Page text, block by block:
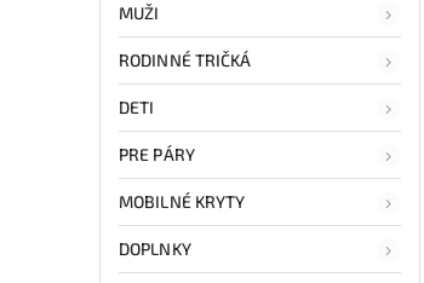
MUŽI
RODINNÉ TRIČKÁ
DETI
PRE PÁRY
MOBILNÉ KRYTY
DOPLNKY